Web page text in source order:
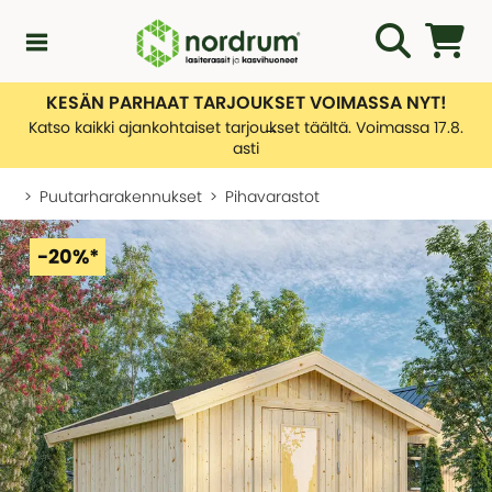
Kampanjat
KATEGORIAT
Yleiskatsaus - Uutuuksia
Rakentamislupa
Asiakaspalvelu
KATEGORIAT
Yleiskatsaus - Asiakaspalvelu
Ota yhteyttä
Tietoa toimituksistamme
Palautusten hallinnointi
Lasiterassiopas
Lasiterassit
KATEGORIAT
Kasvihuone
KESÄN PARHAAT TARJOUKSET VOIMASSA NYT!
Katso kaikki ajankohtaiset tarjoukset täältä. Voimassa 17.8.
asti
Puutarharakennukset Pihavarastot
-20%*